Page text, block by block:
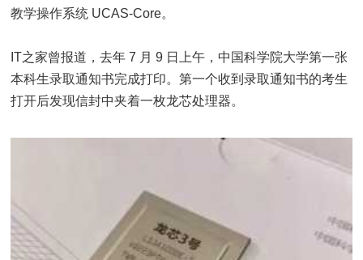
教学操作系统 UCAS-Core。
IT之家曾报道，去年 7 月 9 日上午，中国科学院大学第一张
本科生录取通知书完成打印。第一个收到录取通知书的考生
打开后发现信封中夹着一枚龙芯处理器。